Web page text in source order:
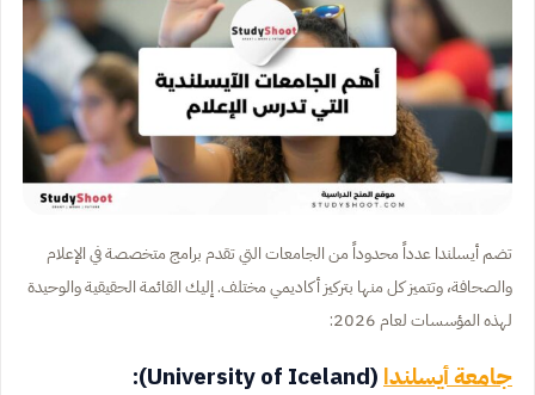
تضم أيسلندا عدداً محدوداً من الجامعات التي تقدم برامج متخصصة في الإعلام
والصحافة، وتتميز كل منها بتركيز أكاديمي مختلف. إليك القائمة الحقيقية والوحيدة
لهذه المؤسسات لعام 2026:
جامعة أيسلندا(University of Iceland):